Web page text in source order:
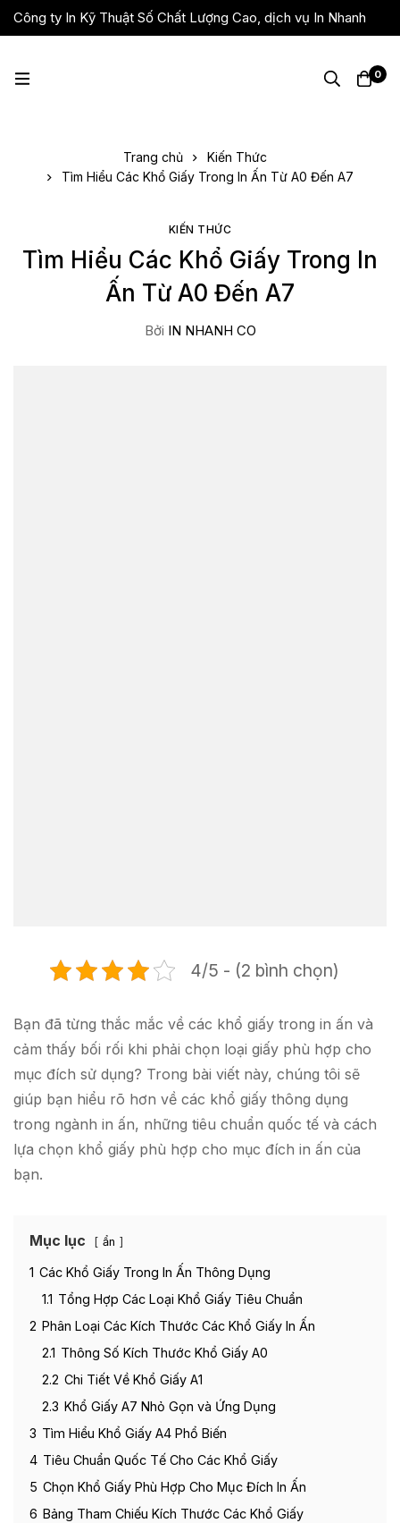
Công ty In Kỹ Thuật Số Chất Lượng Cao, dịch vụ In Nhanh
Giá Rẻ, Lấy Liền
0
Trang chủ
Kiến Thức
Tìm Hiểu Các Khổ Giấy Trong In Ấn Từ A0 Đến A7
KIẾN THỨC
Tìm Hiểu Các Khổ Giấy Trong In
Ấn Từ A0 Đến A7
Bởi IN NHANH CO
4/5 - (2 bình chọn)
Bạn đã từng thắc mắc về các khổ giấy trong in ấn và
cảm thấy bối rối khi phải chọn loại giấy phù hợp cho
mục đích sử dụng? Trong bài viết này, chúng tôi sẽ
giúp bạn hiểu rõ hơn về các khổ giấy thông dụng
trong ngành in ấn, những tiêu chuẩn quốc tế và cách
lựa chọn khổ giấy phù hợp cho mục đích in ấn của
bạn.
Mục lục ẩn
1 Các Khổ Giấy Trong In Ấn Thông Dụng
1.1 Tổng Hợp Các Loại Khổ Giấy Tiêu Chuẩn
2 Phân Loại Các Kích Thước Các Khổ Giấy In Ấn
2.1 Thông Số Kích Thước Khổ Giấy A0
2.2 Chi Tiết Về Khổ Giấy A1
2.3 Khổ Giấy A7 Nhỏ Gọn và Ứng Dụng
3 Tìm Hiểu Khổ Giấy A4 Phổ Biến
4 Tiêu Chuẩn Quốc Tế Cho Các Khổ Giấy
5 Chọn Khổ Giấy Phù Hợp Cho Mục Đích In Ấn
6 Bảng Tham Chiếu Kích Thước Các Khổ Giấy